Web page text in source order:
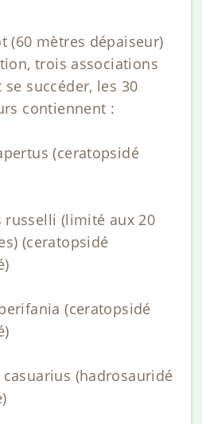
(60 mètres dépaiseur)
trois associations
succéder, les 30
contiennent :
(ceratopsidé
russelli (limité aux 20
(ceratopsidé
(ceratopsidé
(hadrosauridé